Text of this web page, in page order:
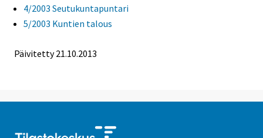
4/2003 Seutukuntapuntari
5/2003 Kuntien talous
Päivitetty 21.10.2013